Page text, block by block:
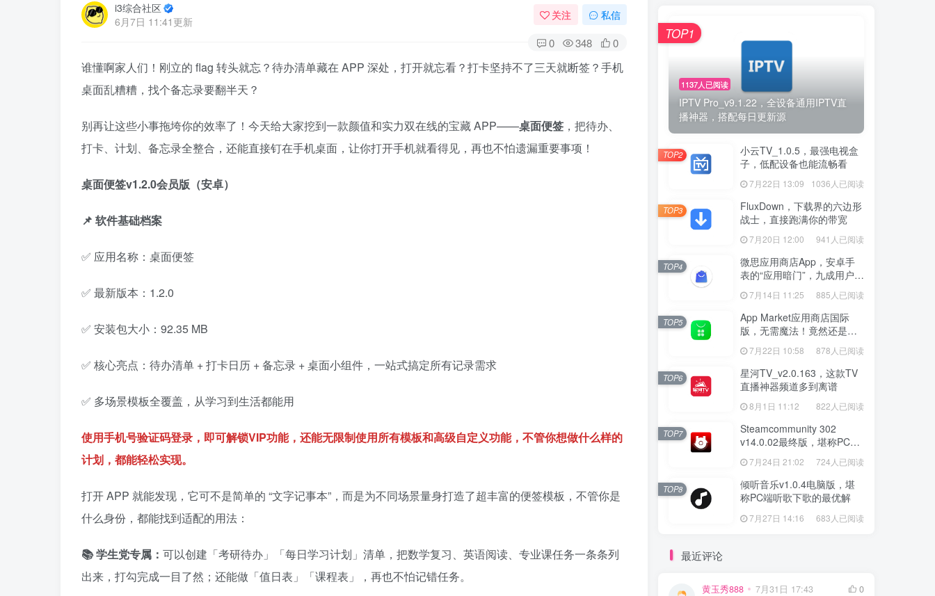
i3综合社区
6月7日 11:41更新
关注 私信
0 348 0
谁懂啊家人们！刚立的 flag 转头就忘？待办清单藏在 APP 深处，打开就忘看？打卡坚持不了三天就断签？手机
桌面乱糟糟，找个备忘录要翻半天？
别再让这些小事拖垮你的效率了！今天给大家挖到一款颜值和实力双在线的宝藏 APP——桌面便签 ，把待办、
打卡、计划、备忘录全整合，还能直接钉在手机桌面，让你打开手机就看得见，再也不怕遗漏重要事项！
桌面便签v1.2.0会员版（安卓）
📌 软件基础档案
✅ 应用名称：桌面便签
✅ 最新版本：1.2.0
✅ 安装包大小：92.35 MB
✅ 核心亮点：待办清单 + 打卡日历 + 备忘录 + 桌面小组件，一站式搞定所有记录需求
✅ 多场景模板全覆盖，从学习到生活都能用
使用手机号验证码登录，即可解锁VIP功能，还能无限制使用所有模板和高级自定义功能，不管你想做什么样的
计划，都能轻松实现。
打开 APP 就能发现，它可不是简单的 “文字记事本”，而是为不同场景量身打造了超丰富的便签模板，不管你是
什么身份，都能找到适配的用法：
📚 学生党专属： 可以创建「考研待办」「每日学习计划」清单，把数学复习、英语阅读、专业课任务一条条列
出来，打勾完成一目了然；还能做「值日表」「课程表」，再也不怕记错任务。
1137人已阅读
IPTV Pro_v9.1.22，全设备通用IPTV直
播神器，搭配每日更新源
TOP1
小云TV_1.0.5，最强电视盒
子，低配设备也能流畅看
7月22日 13:09 1036人已阅读
TOP2
FluxDown，下载界的六边形
战士，直接跑满你的带宽
7月20日 12:00 941人已阅读
TOP3
微思应用商店App，安卓手
表的“应用暗门”，九成用户还
没发现
7月14日 11:25 885人已阅读
TOP4
App Market应用商店国际
版，无需魔法！竟然还是大
厂出品？
7月22日 10:58 878人已阅读
TOP5
星河TV_v2.0.163，这款TV
直播神器频道多到离谱
8月1日 11:12 822人已阅读
TOP6
Steamcommunity 302
v14.0.02最终版，堪称PC玩
家必备的网络工具箱
7月24日 21:02 724人已阅读
TOP7
倾听音乐v1.0.4电脑版，堪
称PC端听歌下歌的最优解
7月27日 14:16 683人已阅读
TOP8
最近评论
黄玉秀888 7月31日 17:43
0